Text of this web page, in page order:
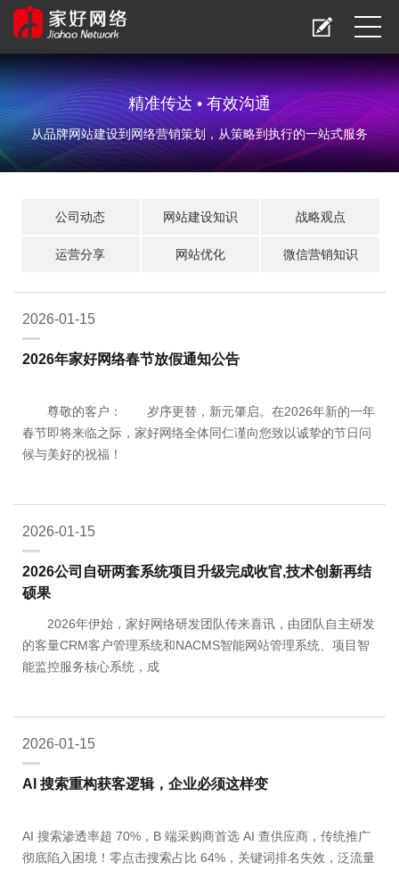
精准传达 • 有效沟通
从品牌网站建设到网络营销策划，从策略到执行的一站式服务
公司动态 网站建设知识 战略观点
运营分享 网站优化 微信营销知识
2026-01-15
2026年家好网络春节放假通知公告
尊敬的客户： 岁序更替，新元肇启。在2026年新的一年
春节即将来临之际，家好网络全体同仁谨向您致以诚挚的节日问
候与美好的祝福！
2026-01-15
2026公司自研两套系统项目升级完成收官,技术创新再结
硕果
2026年伊始，家好网络研发团队传来喜讯，由团队自主研发
的客量CRM客户管理系统和NACMS智能网站管理系统、项目智
能监控服务核心系统，成
2026-01-15
AI 搜索重构获客逻辑，企业必须这样变
AI 搜索渗透率超 70%，B 端采购商首选 AI 查供应商，传统推广
彻底陷入困境！零点击搜索占比 64%，关键词排名失效，泛流量